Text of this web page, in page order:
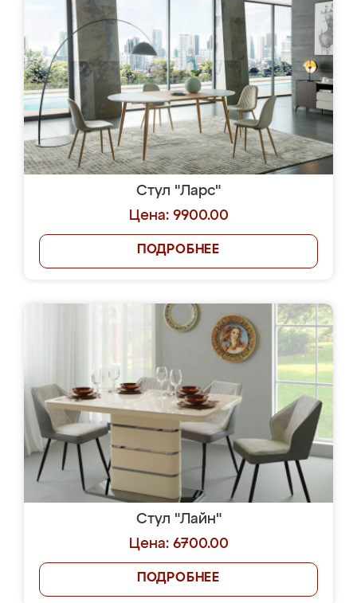
Стул "Ларс"
Цена: 9900.00
ПОДРОБНЕЕ
Стул "Лайн"
Цена: 6700.00
ПОДРОБНЕЕ